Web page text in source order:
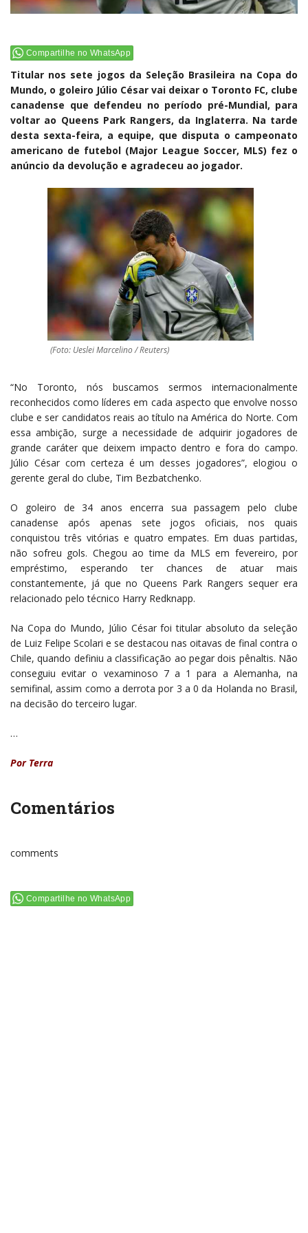
Compartilhe no WhatsApp
Titular nos sete jogos da Seleção Brasileira na Copa do
Mundo, o goleiro Júlio César vai deixar o Toronto FC, clube
canadense que defendeu no período pré-Mundial, para
voltar ao Queens Park Rangers, da Inglaterra. Na tarde
desta sexta-feira, a equipe, que disputa o campeonato
americano de futebol (Major League Soccer, MLS) fez o
anúncio da devolução e agradeceu ao jogador.
(Foto: Ueslei Marcelino / Reuters)
“No Toronto, nós buscamos sermos internacionalmente
reconhecidos como líderes em cada aspecto que envolve nosso
clube e ser candidatos reais ao título na América do Norte. Com
essa ambição, surge a necessidade de adquirir jogadores de
grande caráter que deixem impacto dentro e fora do campo.
Júlio César com certeza é um desses jogadores”, elogiou o
gerente geral do clube, Tim Bezbatchenko.
O goleiro de 34 anos encerra sua passagem pelo clube
canadense após apenas sete jogos oficiais, nos quais
conquistou três vitórias e quatro empates. Em duas partidas,
não sofreu gols. Chegou ao time da MLS em fevereiro, por
empréstimo, esperando ter chances de atuar mais
constantemente, já que no Queens Park Rangers sequer era
relacionado pelo técnico Harry Redknapp.
Na Copa do Mundo, Júlio César foi titular absoluto da seleção
de Luiz Felipe Scolari e se destacou nas oitavas de final contra o
Chile, quando definiu a classificação ao pegar dois pênaltis. Não
conseguiu evitar o vexaminoso 7 a 1 para a Alemanha, na
semifinal, assim como a derrota por 3 a 0 da Holanda no Brasil,
na decisão do terceiro lugar.
…
Por Terra
Comentários
comments
Compartilhe no WhatsApp